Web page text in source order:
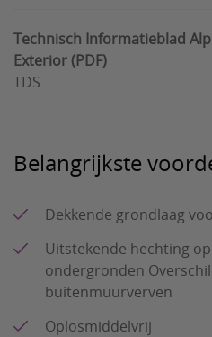
Technisch Informatieblad
Exterior (PDF)
TDS
Belangrijkste
Dekkende grondlaag
Uitstekende hechting
ondergronden
buitenmuurverven
Oplosmiddelvrij